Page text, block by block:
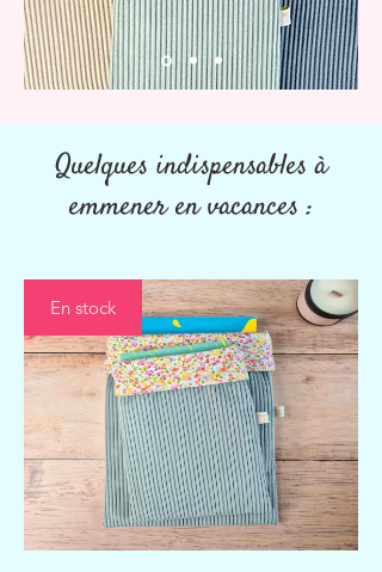
Quelques indispensables à
emmener en vacances :
En stock